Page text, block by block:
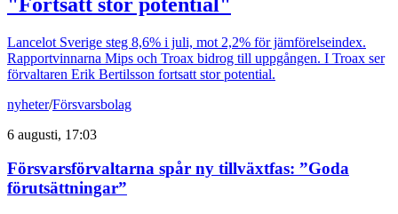
Lancelot Sverige steg 8,6% i juli, mot 2,2% för jämförelseindex.
Rapportvinnarna Mips och Troax bidrog till uppgången. I Troax ser
förvaltaren Erik Bertilsson fortsatt stor potential.
nyheter/Försvarsbolag
6 augusti, 17:03
Försvarsförvaltarna spår ny tillväxtfas: ”Goda
förutsättningar”